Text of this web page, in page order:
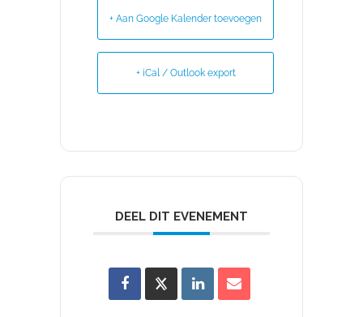
+ Aan Google Kalender toevoegen
+ iCal / Outlook export
DEEL DIT EVENEMENT